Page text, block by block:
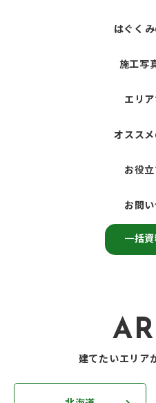
はぐく
施工写
エリ
オスス
お役
お問
一括
建てたいエリア